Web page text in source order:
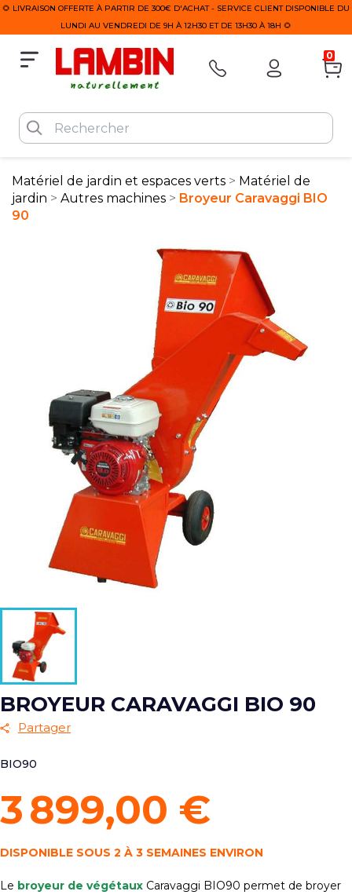
🌻 LIVRAISON OFFERTE À PARTIR DE 300€ D'ACHAT - SERVICE CLIENT DISPONIBLE DU
LUNDI AU VENDREDI DE 9H À 12H30 ET DE 13H30 À 18H 🌻
0
Matériel de jardin et espaces verts
Matériel de
jardin
Autres machines
Broyeur Caravaggi BIO
90
BROYEUR CARAVAGGI BIO 90
Partager
BIO90
3 899,00 €
DISPONIBLE SOUS 2 À 3 SEMAINES ENVIRON
Le broyeur de végétaux Caravaggi BIO90 permet de broyer